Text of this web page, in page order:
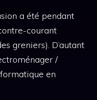
a été pendant
courant
greniers). D’autant
/
en